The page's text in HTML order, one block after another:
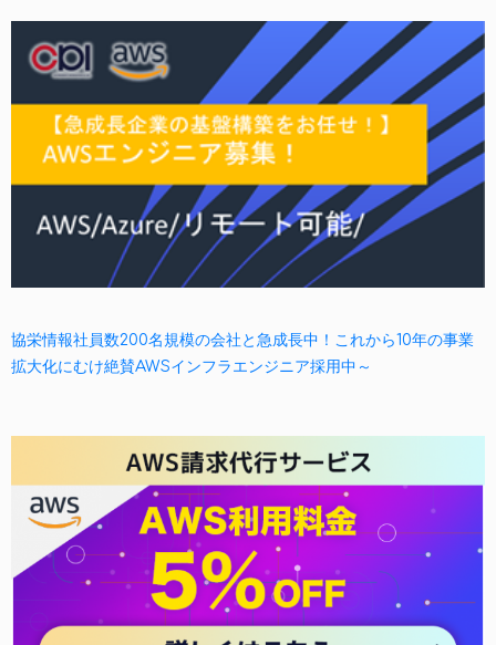
協栄情報社員数200名規模の会社と急成長中！これから10年の事業
拡大化にむけ絶賛AWSインフラエンジニア採用中～